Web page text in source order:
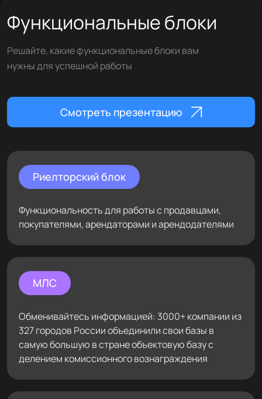
Функциональные блоки
Решайте, какие функциональные блоки вам
нужны для успешной работы
Смотреть презентацию
Риелторский блок
Функциональность для работы с продавцами,
покупателями, арендаторами и арендодателями
МЛС
Обменивайтесь информацией: 3000+ компании из
327 городов России объединили свои базы в
самую большую в стране объектовую базу с
делением комиссионного вознаграждения